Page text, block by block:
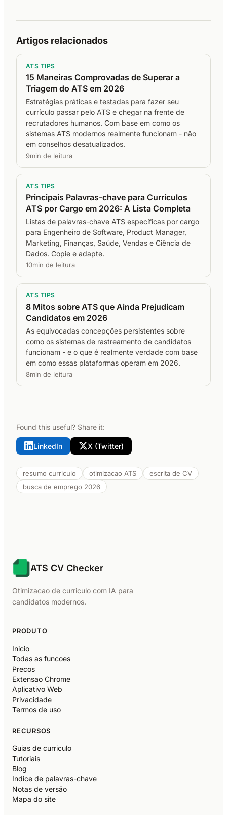
Artigos relacionados
ATS TIPS
15 Maneiras Comprovadas de Superar a
Triagem do ATS em 2026
Estratégias práticas e testadas para fazer seu
currículo passar pelo ATS e chegar na frente de
recrutadores humanos. Com base em como os
sistemas ATS modernos realmente funcionam - não
em conselhos desatualizados.
9min de leitura
ATS TIPS
Principais Palavras-chave para Currículos
ATS por Cargo em 2026: A Lista Completa
Listas de palavras-chave ATS específicas por cargo
para Engenheiro de Software, Product Manager,
Marketing, Finanças, Saúde, Vendas e Ciência de
Dados. Copie e adapte.
10min de leitura
ATS TIPS
8 Mitos sobre ATS que Ainda Prejudicam
Candidatos em 2026
As equivocadas concepções persistentes sobre
como os sistemas de rastreamento de candidatos
funcionam - e o que é realmente verdade com base
em como essas plataformas operam em 2026.
8min de leitura
Found this useful? Share it:
LinkedIn X (Twitter)
resumo curriculo otimizacao ATS
escrita de CV
busca de emprego 2026
ATS CV Checker
Otimizacao de curriculo com IA para
candidatos modernos.
PRODUTO
Inicio
Todas as funcoes
Precos
Extensao Chrome
Aplicativo Web
Privacidade
Termos de uso
RECURSOS
Guias de curriculo
Tutoriais
Blog
Indice de palavras-chave
Notas de versão
Mapa do site